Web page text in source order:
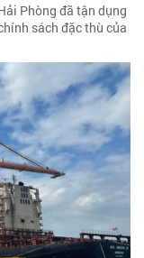
Phòng đã tận dụng
sách đặc thù của